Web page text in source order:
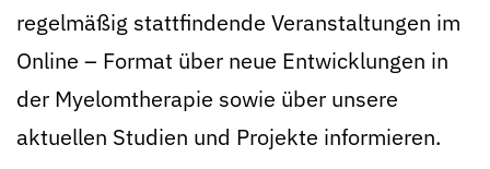
regelmäßig stattfindende Veranstaltungen im
Online – Format über neue Entwicklungen in
der Myelomtherapie sowie über unsere
aktuellen Studien und Projekte informieren.